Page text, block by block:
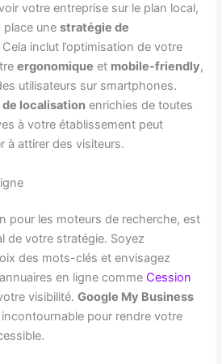
votre entreprise sur le plan local,
place unestratégie de
inclut l’optimisation de votre
ergonomique et mobile-friendly,
utilisateurs sur smartphones.
de localisation enrichies de toutes
à votre établissement peut
à attirer des visiteurs.
pour les moteurs de recherche, est
de votre stratégie. Soyez
des mots-clés et envisagez
en ligne commeCession
visibilité.Google My Business
pour rendre votre